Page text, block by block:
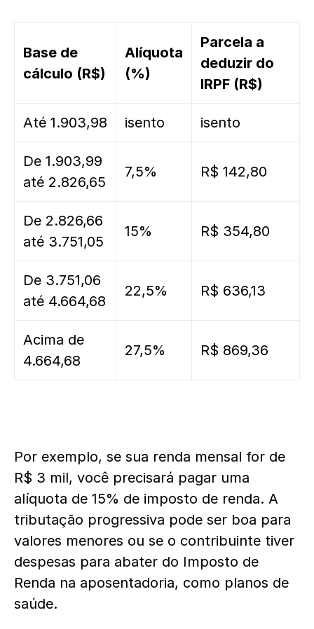
Base de
cálculo (R$)
Alíquota
(%)
Parcela a
deduzir do
IRPF (R$)
Até 1.903,98 isento isento
De 1.903,99
até 2.826,65
7,5% R$ 142,80
De 2.826,66
até 3.751,05
15% R$ 354,80
De 3.751,06
até 4.664,68
22,5% R$ 636,13
Acima de
4.664,68
27,5% R$ 869,36
Por exemplo, se sua renda mensal for de
R$ 3 mil, você precisará pagar uma
alíquota de 15% de imposto de renda. A
tributação progressiva pode ser boa para
valores menores ou se o contribuinte tiver
despesas para abater do Imposto de
Renda na aposentadoria, como planos de
saúde.